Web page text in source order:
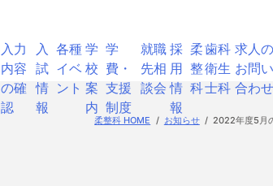
入力
内容
の確
認
入
試
情
報
各種
イベ
ント
学
校
案
内
学
費・
支援
制度
就職
先相
談会
採
用
情
報
柔
整
科
歯科
衛生
士科
求人の
お問い
合わせ
柔整科 HOME お知らせ 2022年度5月